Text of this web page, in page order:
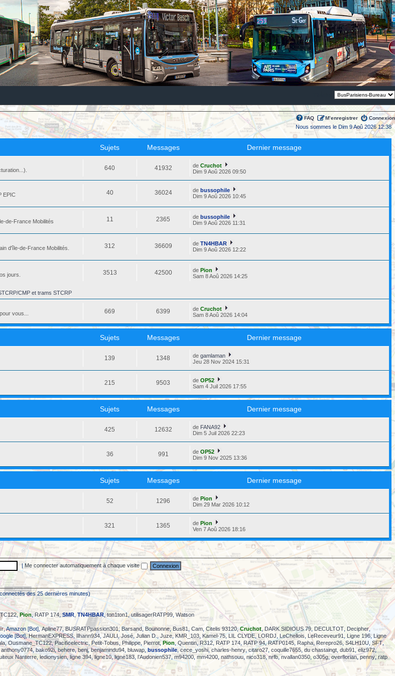
FAQ M’enregistrer Connexion
Nous sommes le Dim 9 Aoû 2026 12:38
Sujets Messages Dernier message
640 41932 deCruchot
Dim 9 Aoû 2026 09:50
EPIC
40 36024 debussophile
Dim 9 Aoû 2026 10:45
de-France Mobilités
11 2365 debussophile
Dim 9 Aoû 2026 11:31
d'île-de-France Mobilités.
312 36609 deTN4HBAR
Dim 9 Aoû 2026 12:22
jours.
CMP et trams STCRP
3513 42500 dePion
Sam 8 Aoû 2026 14:25
vous... 669 6399 deCruchot
Sam 8 Aoû 2026 14:04
Sujets Messages Dernier message
139 1348 degamlaman
Jeu 28 Nov 2024 15:31
215 9503 deOP52
Sam 4 Juil 2026 17:55
Sujets Messages Dernier message
425 12632 de FANA92
Dim 5 Juil 2026 22:23
36 991 deOP52
Dim 9 Nov 2025 13:36
Sujets Messages Dernier message
52 1296 dePion
Dim 29 Mar 2026 10:12
321 1365 dePion
Ven 7 Aoû 2026 18:16
|Me connecter automatiquement à chaque visite
des 25 dernières minutes)
, Pion, RATP 174,SMR TN4HBAR ,ton1ton1,utilisagerRATP99 Watson
, Amazon [Bot],Apline77,BUSRATPpassion301, Barsand,Bounonne, Bus81 Cam Citelis 93120,Cruchot ,DARK SIDIOUS 79 DECULTOT Decipher,
[Bot],HermanEXPRESS, Ilhann934 ,JAULI ,José Julian D. Juze KMR_103 Kamel-75,LIL CLYDE ,LORDJ LeChellois LeReceveur91 Ligne 196, Ligne
, Ousmane_TC122,Pacificelectric ,Petit-Tobus Philippe Pierrot ,Pion Quentin,R312 RATP 174 RATP 94,RATP0145 Rapha, Rerepro26 S4LH10U SFT,
anthony0774,bako92i,behere,benj,benjamindu94 bluwap,bussophile cece_yoshi charles-henry citaro27 coquille7655 du chastaingt dub91 , eliz972,
Nanterre ledionysien,ligne 394 ligne10,ligne183 l’Audonien537 m94200,mm4200 nathsouu, nico318,nrfb,nvallan0350 o305g,overflorian,penny,ratp